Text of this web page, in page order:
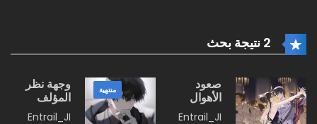
صعود
الأهوال
الثلاث
Entrail_JI
منتهية
وجهة نظر
المؤلف
Entrail_JI